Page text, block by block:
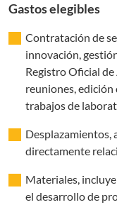
Gastos elegibles
Contratación de
innovación,
Registro Oficial
reuniones, edición
trabajos de
Desplazamientos,
directamente
Materiales,
el desarrollo de